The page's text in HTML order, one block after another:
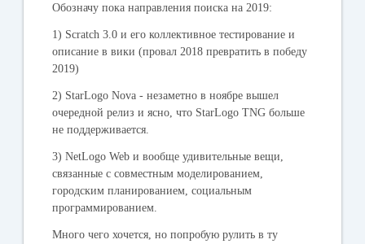
Обозначу пока направления поиска на 2019:
1) Scratch 3.0 и его коллективное тестирование и
описание в вики (провал 2018 превратить в победу
2019)
2) StarLogo Nova - незаметно в ноябре вышел
очередной релиз и ясно, что StarLogo TNG больше
не поддерживается.
3) NetLogo Web и вообще удивительные вещи,
связанные с совместным моделированием,
городским планированием, социальным
программированием.
Много чего хочется, но попробую рулить в ту